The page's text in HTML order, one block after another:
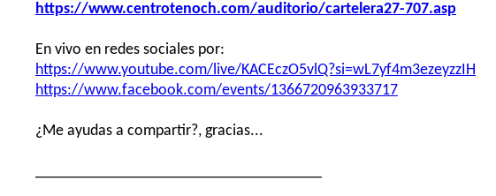
https://www.centrotenoch.com/auditorio/cartelera27-707.asp
En vivo en redes sociales por:
https://www.youtube.com/live/KACEczO5vlQ?si=wL7yf4m3ezeyzzIH
https://www.facebook.com/events/1366720963933717
¿Me ayudas a compartir?, gracias...